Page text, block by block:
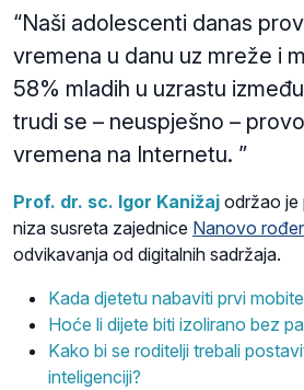
“Naši adolescenti danas
vremena u danu uz mreže i
58% mladih u uzrastu
trudi se – neuspješno –
vremena na Internetu. ”
Prof. dr. sc. Igor Kanižaj održao je
niza susreta zajednice Nanovo
odvikavanja od digitalnih sadržaja.
Kada djetetu nabaviti prvi
Hoće li dijete biti izolirano bez
Kako bi se roditelji trebali
inteligenciji?